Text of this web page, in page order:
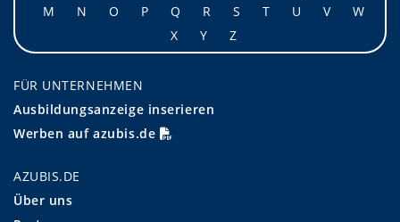
M
N O P Q R S T U V
W
X
Y Z
FÜR UNTERNEHMEN
Ausbildungsanzeige inserieren
Werben auf azubis.de
AZUBIS.DE
Über uns